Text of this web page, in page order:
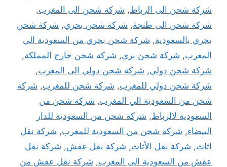
شركة شحن الى الرباط, شركة شحن الى المغرب,
شركة شحن الى طنجة, شركة شحن بحري, شركة شحن
بحري بالسعودية, شركة شحن بحري من السعودية الي
المغرب, شركة شحن بري, شركة شحن خارج المملكة,
شركة شحن دولي, شركة شحن دولي الى المغرب,
شركة شحن دولي للمغرب, شركة شحن للمغرب, شركة
شحن من السعودية الي المغرب, شركة شحن من
السعودية لالرباط, شركة شحن من السعودية للدار
البيضاء, شركة شحن من السعودية للمغرب, شركة نقل
اثاث, شركة نقل الأثاث, شركة نقل عفش, شركة نقل
عفش من السعودية الى المغرب, شركة نقل عفش من